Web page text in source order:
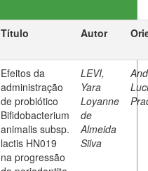
Título Autor
Efeitos da
administração
de probiótico
Bifidobacterium
animalis subsp.
lactis HN019
na progressão
LEVI,
Yara
Loyanne
de
Almeida
Silva